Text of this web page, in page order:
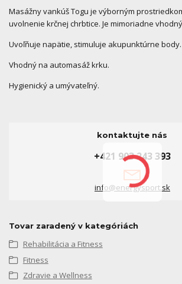
Masážny vankúš Togu je výborným
uvolnenie krčnej chrbtice. Je mimoriadne
Uvoľňuje napätie, stimuluje akupunktúrne body.
Vhodný na automasáž krku.
Hygienický a umývateľný.
kontaktujte nás
+421 903 243 393
info@energysport.sk
Tovar zaradený v kategóriách
Rehabilitácia a Fitness
Fitness
Zdravie a Wellness